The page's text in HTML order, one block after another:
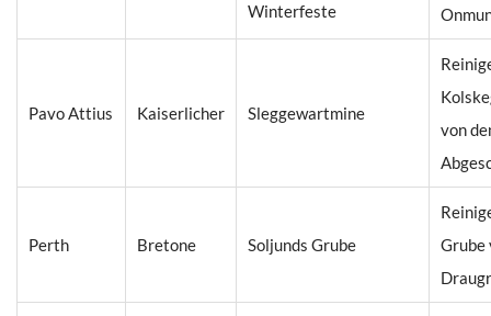
Winterfeste
Pavo Attius Kaiserlicher Sleggewartmine
von
Perth Bretone Soljunds Grube
Grube
Draugr